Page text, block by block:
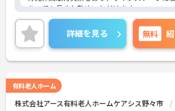
あっても長くお勤めいただけます。
ご興味ある方には、面接対策ポイントなど、
詳細をお話しいたしますのでお気軽にご相談く
い！
詳細を見る 無料
有料老人ホーム
株式会社アース有料老人ホームケアシス野々市